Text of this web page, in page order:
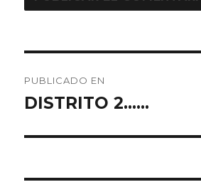
de
PUBLICADO EN
DISTRITO 2……